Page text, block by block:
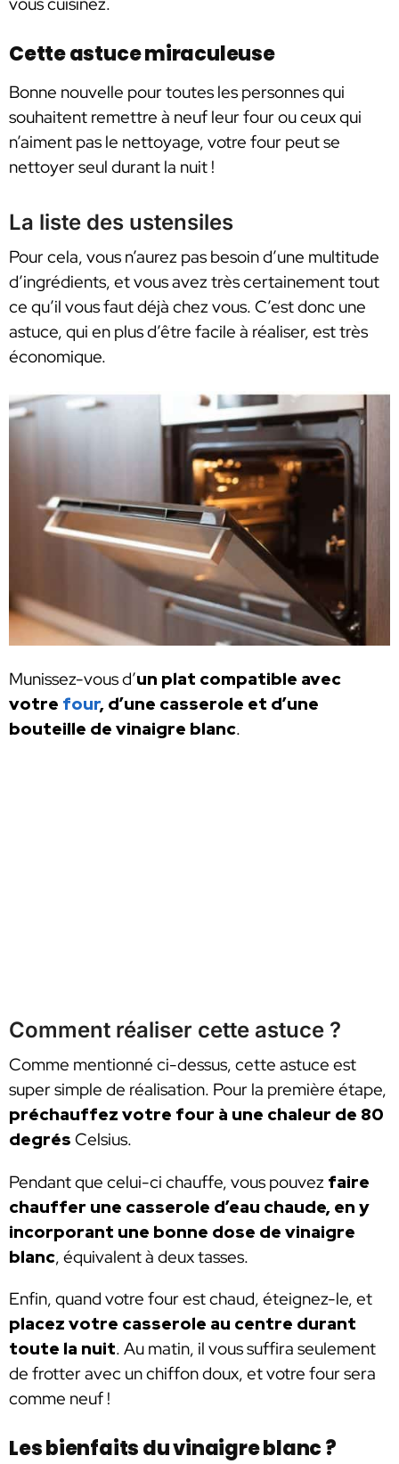
Cette astuce miraculeuse
Bonne nouvelle pour toutes les personnes qui
souhaitent remettre à neuf leur four ou ceux qui
n’aiment pas le nettoyage, votre four peut se
nettoyer seul durant la nuit !
La liste des ustensiles
Pour cela, vous n’aurez pas besoin d’une multitude
d’ingrédients, et vous avez très certainement tout
ce qu’il vous faut déjà chez vous. C’est donc une
astuce, qui en plus d’être facile à réaliser, est très
économique.
Munissez-vous d’un plat compatible avec
votre four, d’une casserole et d’une
bouteille de vinaigre blanc.
Comment réaliser cette astuce ?
Comme mentionné ci-dessus, cette astuce est
super simple de réalisation. Pour la première étape,
préchauffez votre four à une chaleur de 80
degrés Celsius.
Pendant que celui-ci chauffe, vous pouvez faire
chauffer une casserole d’eau chaude, en y
incorporant une bonne dose de vinaigre
blanc, équivalent à deux tasses.
Enfin, quand votre four est chaud, éteignez-le, et
placez votre casserole au centre durant
toute la nuit. Au matin, il vous suffira seulement
de frotter avec un chiffon doux, et votre four sera
comme neuf !
Les bienfaits du vinaigre blanc ?